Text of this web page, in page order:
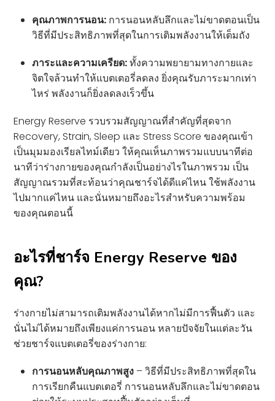
คุณภาพการนอน: การนอนหลับลึกและไม่ขาดตอนเป็น
วิธีที่มีประสิทธิภาพที่สุดในการเติมพลังงานให้เต็มถัง
ภาระและความเครียด:ทั้งความพยายามทางกายและ
จิตใจล้วนทำให้แบตเตอรี่ลดลง ยิ่งคุณรับภาระมากเท่า
ไหร่ พลังงานก็ยิ่งลดลงเร็วขึ้น
Energy Reserve รวบรวมสัญญาณที่สำคัญที่สุดจาก
Recovery, Strain, Sleep และ Stress Score ของคุณเข้า
เป็นมุมมองเรียลไทม์เดียว ให้คุณเห็นภาพรวมแบบนาทีต่อ
นาทีว่าร่างกายของคุณกำลังเป็นอย่างไรในภาพรวม เป็น
สัญญาณรวมที่สะท้อนว่าคุณชาร์จได้ดีแค่ไหน ใช้พลังงาน
ไปมากแค่ไหน และนั่นหมายถึงอะไรสำหรับความพร้อม
ของคุณตอนนี้
อะไรที่ชาร์จ Energy Reserve ของ
คุณ?
ร่างกายไม่สามารถเติมพลังงานได้หากไม่มีการฟื้นตัว และ
นั่นไม่ได้หมายถึงเพียงแค่การนอน หลายปัจจัยในแต่ละวัน
ช่วยชาร์จแบตเตอรี่ของร่างกาย:
การนอนหลับคุณภาพสูง – วิธีที่มีประสิทธิภาพที่สุดใน
การเรียกคืนแบตเตอรี่ การนอนหลับลึกและไม่ขาดตอน